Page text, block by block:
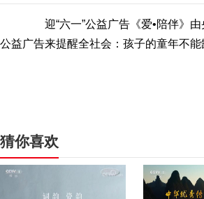
迎“六一”公益广告《爱•陪伴》由
公益广告来提醒全社会：孩子的童年不
猜你喜欢